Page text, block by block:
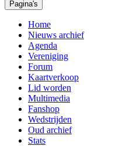
Pagina's
Home
Nieuws archief
Agenda
Vereniging
Forum
Kaartverkoop
Lid worden
Multimedia
Fanshop
Wedstrijden
Oud archief
Stats